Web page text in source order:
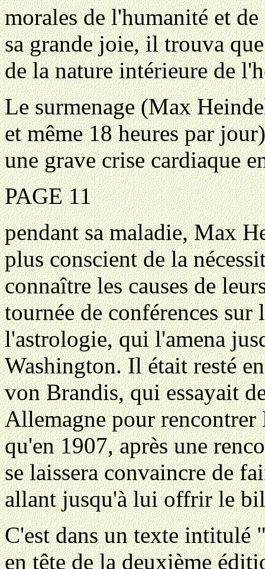
morales de l'humanité et
sa grande joie, il trouva
de la nature intérieure de
Le surmenage (Max
et même 18 heures par
une grave crise cardiaque
PAGE 11
pendant sa maladie, Max
plus conscient de la
connaître les causes de
tournée de conférences
l'astrologie, qui l'amena
Washington. Il était resté
von Brandis, qui essayait
Allemagne pour rencontrer
qu'en 1907, après une
se laissera convaincre de
allant jusqu'à lui offrir le
C'est dans un texte intitulé
en tête de la deuxième